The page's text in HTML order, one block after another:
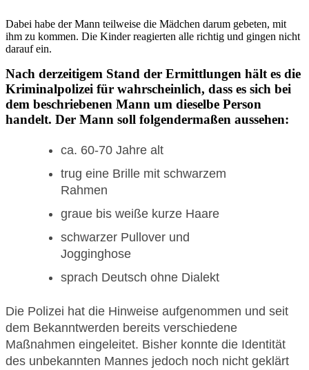
Dabei habe der Mann teilweise die Mädchen darum gebeten, mit
ihm zu kommen. Die Kinder reagierten alle richtig und gingen nicht
darauf ein.
Nach derzeitigem Stand der Ermittlungen hält es die
Kriminalpolizei für wahrscheinlich, dass es sich bei
dem beschriebenen Mann um dieselbe Person
handelt. Der Mann soll folgendermaßen aussehen:
ca. 60-70 Jahre alt
trug eine Brille mit schwarzem
Rahmen
graue bis weiße kurze Haare
schwarzer Pullover und
Jogginghose
sprach Deutsch ohne Dialekt
Die Polizei hat die Hinweise aufgenommen und seit
dem Bekanntwerden bereits verschiedene
Maßnahmen eingeleitet. Bisher konnte die Identität
des unbekannten Mannes jedoch noch nicht geklärt